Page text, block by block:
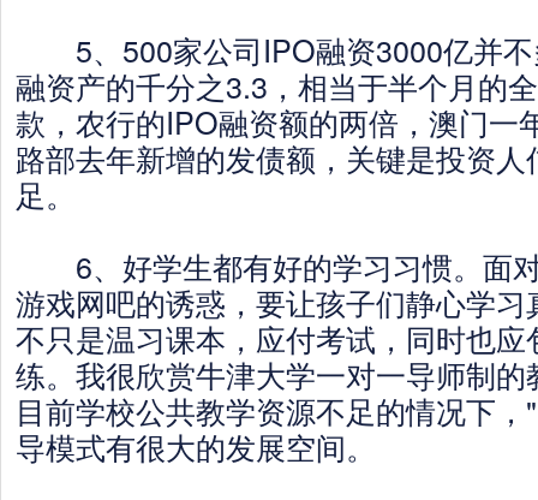
5、500家公司IPO融资3000亿并不
融资产的千分之3.3，相当于半个月的
款，农行的IPO融资额的两倍，澳门一
路部去年新增的发债额，关键是投资
足。
6、好学生都有好的学习习惯。面
游戏网吧的诱惑，要让孩子们静心学
不只是温习课本，应付考试，同时也
练。我很欣赏牛津大学一对一导师制
目前学校公共教学资源不足的情况下
导模式有很大的发展空间。